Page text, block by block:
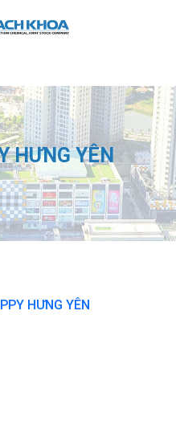
HƯNG YÊN